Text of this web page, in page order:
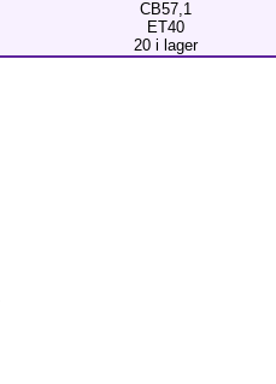
CB57,1
ET40
20 i lager